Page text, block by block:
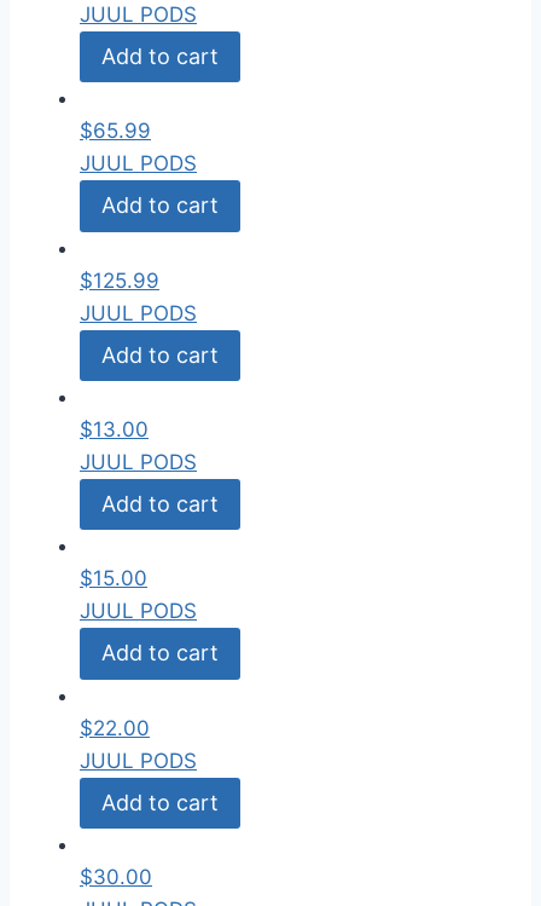
JUUL PODS
Add to cart
$65.99
JUUL PODS
Add to cart
$125.99
JUUL PODS
Add to cart
$13.00
JUUL PODS
Add to cart
$15.00
JUUL PODS
Add to cart
$22.00
JUUL PODS
Add to cart
$30.00